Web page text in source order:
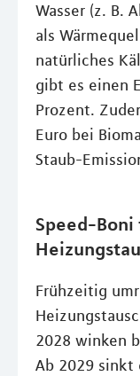
Wasser (z. B.
als
natürliches
gibt es einen
Prozent.
Euro bei
Staub-
Speed-
Frühzeitig
2028 winken
Ab 2029 sinkt